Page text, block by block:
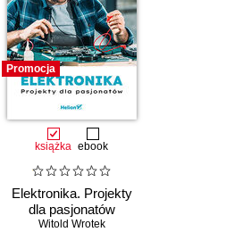
Promocja
książka ebook
Elektronika. Projekty
dla pasjonatów
Witold Wrotek